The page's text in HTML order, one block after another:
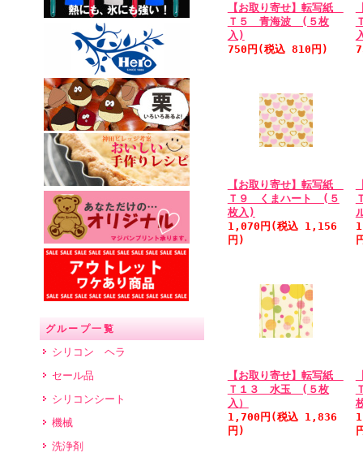
グループ一覧
シリコン ヘラ
セール品
シリコンシート
機械
洗浄剤
【お取り寄せ】転写紙
Ｔ５ 青海波 (５枚
入)
750円(税込 810円)
【お取り寄せ】転写紙
Ｔ９ くまハート (５
枚入)
1,070円(税込 1,156
円)
【お取り寄せ】転写紙
Ｔ１３ 水玉 (５枚
入）
1,700円(税込 1,836
円)